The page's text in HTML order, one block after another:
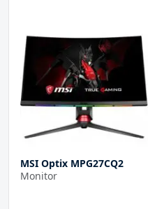
MSI Optix MPG27CQ2
Monitor